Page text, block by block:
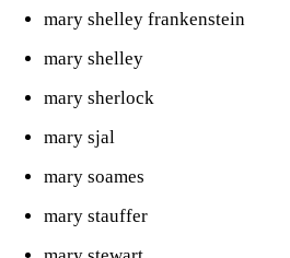
mary shelley frankenstein
mary shelley
mary sherlock
mary sjal
mary soames
mary stauffer